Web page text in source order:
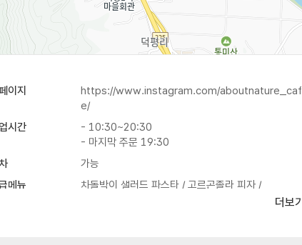
이지
https://www.instagram.com/aboutnature_caf
e/
시간
- 10:30~20:30
- 마지막 주문 19:30
가능
메뉴
차돌박이 샐러드 파스타 / 고르곤졸라 피자 /
더보기